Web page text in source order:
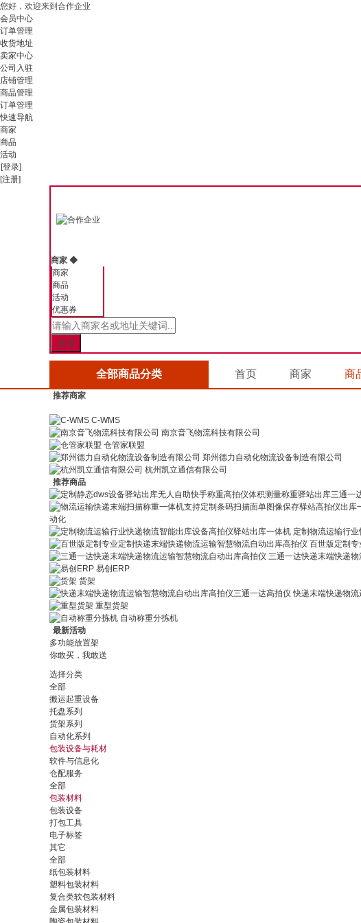
您好，欢迎来到合作企业
会员中心
订单管理
收货地址
卖家中心
公司入驻
店铺管理
商品管理
订单管理
快速导航
商家
商品
活动
[登录]
[注册]
商家 ◆
商家
商品
活动
优惠券
全部商品分类 首页 商家 商
推荐商家
C-WMS
南京音飞物流科技有限公司
仓管家联盟
郑州德力自动化物流设备制造有限公司
杭州凯立通信有限公司
推荐商品
动化
定制物流运输行
百世版定制
三通一达快递末端快递
易创ERP
货架
快递末端快递物
重型货架
自动称重分拣机
最新活动
多功能放置架
你敢买，我敢送
选择分类
全部
搬运起重设备
托盘系列
货架系列
自动化系列
包装设备与耗材
软件与信息化
仓配服务
全部
包装材料
包装设备
打包工具
电子标签
其它
全部
纸包装材料
塑料包装材料
复合类软包装材料
金属包装材料